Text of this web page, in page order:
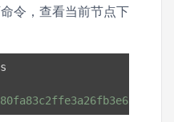
令，查看当前节点下